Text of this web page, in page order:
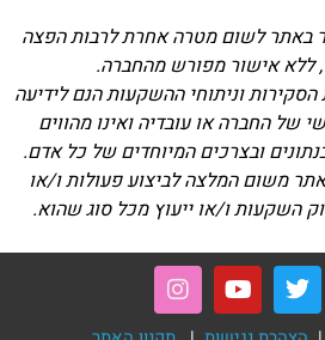
באתר לשום מטרה אחרת לרבות הפצה
ללא אישור מפורש מהחברה.
וניתוחי ההשקעות הנם לידיעה
של החברה או עובדיה ואינו מהווים
ובצרכים המיוחדים של כל אדם.
משום המלצה לביצוע פעולות ו/או
השקעות ו/או ייעוץ מכל סוג שהוא.